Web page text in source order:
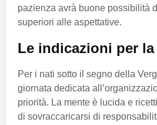
pazienza avrà buone possibilità
superiori alle aspettative.
Le indicazioni per la
Per i nati sotto il segno della
giornata dedicata
priorità. La mente è lucida e
di sovraccaricarsi di